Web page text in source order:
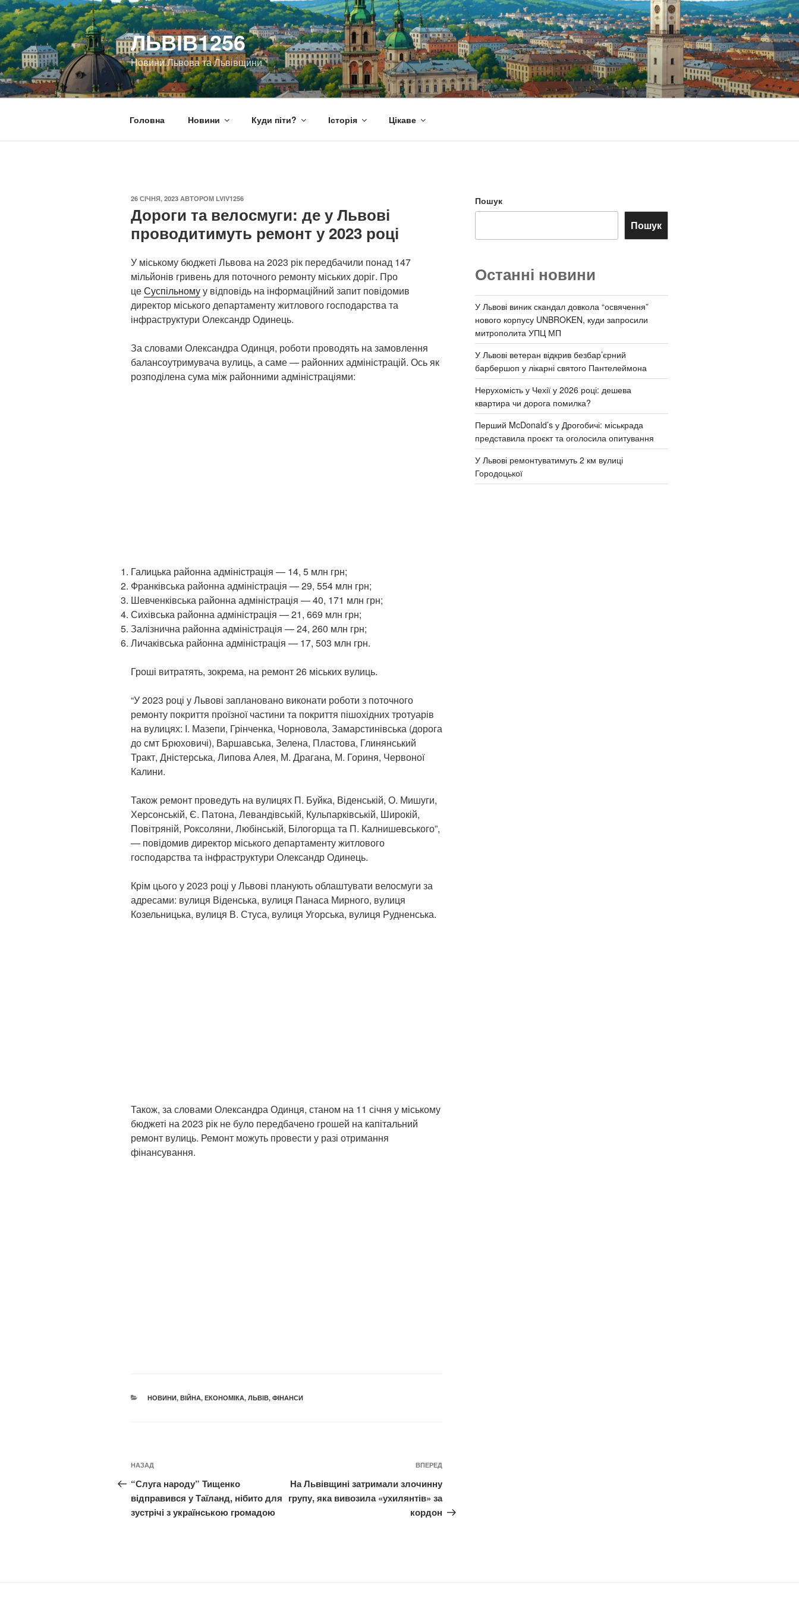
Перейти
до
вмісту
ЛЬВІВ1256
Новини Львова та Львівщини
Головна Новини Куди піти? Історія Цікаве
ОПУБЛІКОВАНО
26 СІЧНЯ, 2023 АВТОРОМ LVIV1256
Дороги та велосмуги: де у Львові
проводитимуть ремонт у 2023 році
У міському бюджеті Львова на 2023 рік передбачили понад 147
мільйонів гривень для поточного ремонту міських доріг. Про
цеСуспільномуу відповідь на інформаційний запит повідомив
директор міського департаменту житлового господарства та
інфраструктури Олександр Одинець.
За словами Олександра Одинця, роботи проводять на замовлення
балансоутримувача вулиць, а саме — районних адміністрацій. Ось як
розподілена сума між районними адміністраціями:
Галицька районна адміністрація — 14, 5 млн грн;
Франківська районна адміністрація — 29, 554 млн грн;
Шевченківська районна адміністрація — 40, 171 млн грн;
Сихівська районна адміністрація — 21, 669 млн грн;
Залізнична районна адміністрація — 24, 260 млн грн;
Личаківська районна адміністрація — 17, 503 млн грн.
Гроші витратять, зокрема, на ремонт 26 міських вулиць.
“У 2023 році у Львові заплановано виконати роботи з поточного
ремонту покриття проїзної частини та покриття пішохідних тротуарів
на вулицях: І. Мазепи, Грінченка, Чорновола, Замарстинівська (дорога
до смт Брюховичі), Варшавська, Зелена, Пластова, Глинянський
Тракт, Дністерська, Липова Алея, М. Драгана, М. Гориня, Червоної
Калини.
Також ремонт проведуть на вулицях П. Буйка, Віденській, О. Мишуги,
Херсонській, Є. Патона, Левандівській, Кульпарківській, Широкій,
Повітряній, Роксоляни, Любінській, Білогорща та П. Калнишевського”,
— повідомив директор міського департаменту житлового
господарства та інфраструктури Олександр Одинець.
Крім цього у 2023 році у Львові планують облаштувати велосмуги за
адресами: вулиця Віденська, вулиця Панаса Мирного, вулиця
Козельницька, вулиця В. Стуса, вулиця Угорська, вулиця Рудненська.
Також, за словами Олександра Одинця, станом на 11 січня у міському
бюджеті на 2023 рік не було передбачено грошей на капітальний
ремонт вулиць. Ремонт можуть провести у разі отримання
фінансування.
КАТЕГОРІЇ
НОВИНИ, ВІЙНА, ЕКОНОМІКА, ЛЬВІВ, ФІНАНСИ
Навігація
записів
Попередній
запис:
НАЗАД
“Слуга народу” Тищенко
відправився у Таїланд, нібито для
зустрічі з українською громадою
Наступний
запис
ВПЕРЕД
На Львівщині затримали злочинну
групу, яка вивозила «ухилянтів» за
кордон
Пошук
Пошук
Останні новини
У Львові виник скандал довкола “освячення”
нового корпусу UNBROKEN, куди запросили
митрополита УПЦ МП
У Львові ветеран відкрив безбар’єрний
барбершоп у лікарні святого Пантелеймона
Нерухомість у Чехії у 2026 році: дешева
квартира чи дорога помилка?
Перший McDonald’s у Дрогобичі: міськрада
представила проєкт та оголосила опитування
У Львові ремонтуватимуть 2 км вулиці
Городоцької